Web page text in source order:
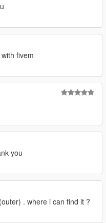
fivem
you
. where i can find it ?